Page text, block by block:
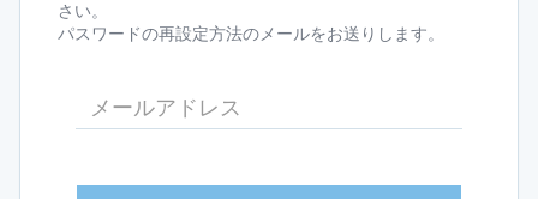
さい。
パスワードの再設定方法のメールをお送りします。